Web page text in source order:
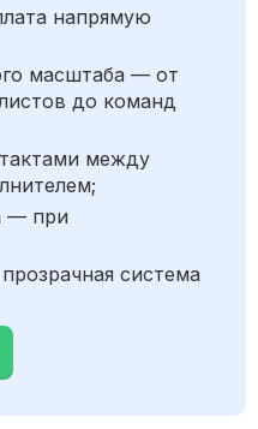
напрямую
масштаба — от
до команд
между
— при
система